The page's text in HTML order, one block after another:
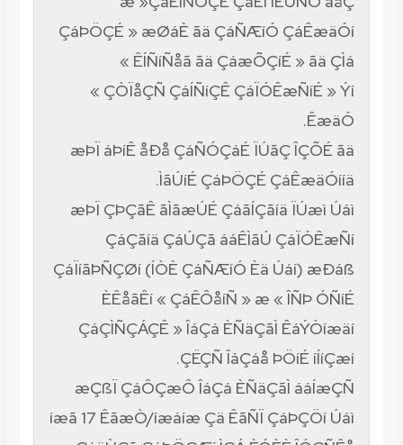
ÇáÞÖÇÉ » æØáÈ ãä ÇáÑÆíÓ ÇáÊæäÓí
« ÊÍÑíÑåã ãä ÇáæÕÇíÉ » ãä ÇÌá
« ÇÒÏåÇÑ ÇáÍÑíÇÊ ÇáÏÓÊæÑíÉ » Ýí
ÊæäÓ.
æÞÏ áÞíÊ åÐå ÇáÑÓÇáÉ ÏÚãÇ ÎÇÕÉ ãä
ÌãÚíÉ ÇáÞÖÇÉ ÇáÊæäÓííä.
æÞÏ ÇÞÇãÊ ãÌãæÚÉ ÇáãÍÇãíä ÏÚæì Úáì
ÇáÇãíä ÇáÚÇã ááÊÌãÚ ÇáÏÓÊæÑí
ÇáÏíãÞÑÇØí (ÍÒÈ ÇáÑÆíÓ Èä Úáí) æÐáß
ÈÊåãÊí « ÇáÊÔåíÑ » æ « ÎÑÞ ÓÑíÉ
ÇáÇÌÑÇÁÇÊ » ÎáÇá ÈÑäÇãÌ ÊáÝÒíæäí
ÇËÇÑ ÎáÇáå ÞÖíÉ íÍíÇæí.
æÇßÏ ÇáÔÇæÔ ÎáÇá ÈÑäÇãÌ ááÍæÇÑ
íæã 17 ÊãæÒ/íæáíæ Çä ÊãÑÏ ÇáÞÇÖí Úáì